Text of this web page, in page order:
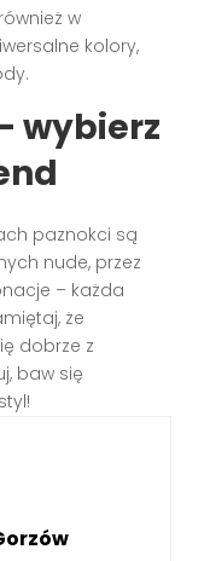
w
kolory,
wybierz
paznokci są
nude, przez
– każda
że
dobrze z
baw się